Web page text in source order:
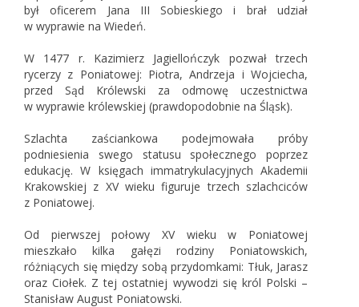
był oficerem Jana III Sobieskiego i brał udział
w wyprawie na Wiedeń.
W 1477 r. Kazimierz Jagiellończyk pozwał trzech
rycerzy z Poniatowej: Piotra, Andrzeja i Wojciecha,
przed Sąd Królewski za odmowę uczestnictwa
w wyprawie królewskiej (prawdopodobnie na Śląsk).
Szlachta zaściankowa podejmowała próby
podniesienia swego statusu społecznego poprzez
edukację. W księgach immatrykulacyjnych Akademii
Krakowskiej z XV wieku figuruje trzech szlachciców
z Poniatowej.
Od pierwszej połowy XV wieku w Poniatowej
mieszkało kilka gałęzi rodziny Poniatowskich,
różniących się między sobą przydomkami: Tłuk, Jarasz
oraz Ciołek. Z tej ostatniej wywodzi się król Polski –
Stanisław August Poniatowski.